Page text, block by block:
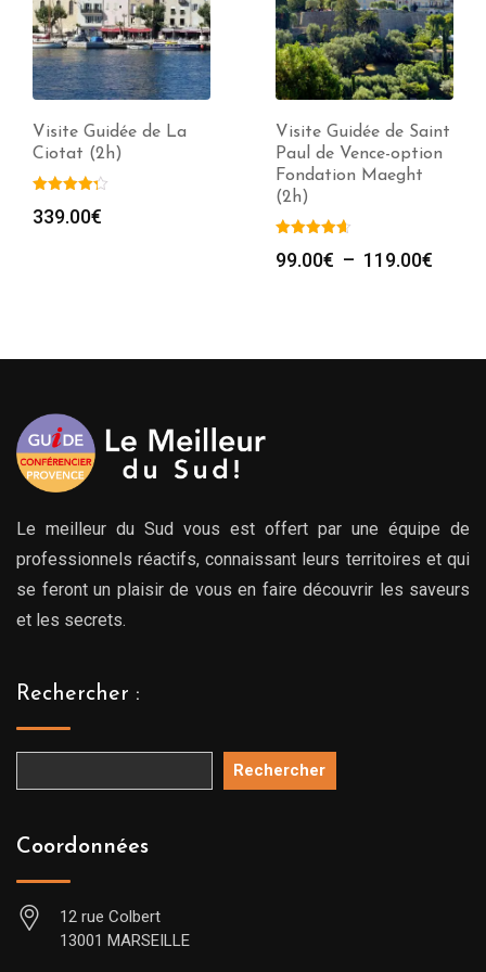
Visite Guidée de La
Ciotat (2h)
339.00€
Visite Guidée de Saint
Paul de Vence-option
Fondation Maeght
(2h)
99.00€ – 119.00€
à
Le meilleur du Sud vous est offert par une équipe de
professionnels réactifs, connaissant leurs territoires et qui
se feront un plaisir de vous en faire découvrir les saveurs
et les secrets.
Rechercher :
Rechercher
Coordonnées
12 rue Colbert
13001 MARSEILLE